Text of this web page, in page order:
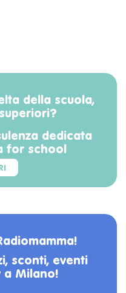
della scuola,
dedicata
for school
sconti, eventi
a Milano!